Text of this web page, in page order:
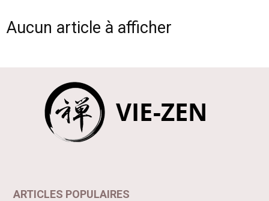
Aucun article à afficher
ARTICLES POPULAIRES